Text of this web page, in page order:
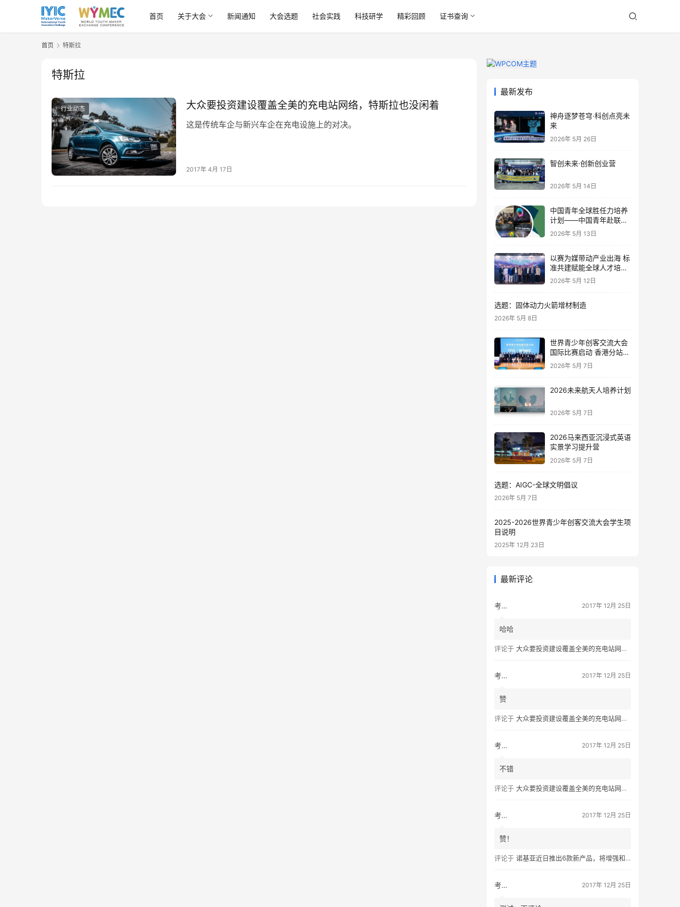
首页 关于大会 新闻通知 大会选题 社会实践 科技研学 精彩回顾 证书查询
首页 特斯拉
特斯拉
行业动态 大众要投资建设覆盖全美的充电站网络，特斯拉也没闲着
这是传统车企与新兴车企在充电设施上的对决。
2017年 4月 17日
最新发布
神舟逐梦苍穹·科创点亮未
来
2026年 5月 26日
智创未来·创新创业营
2026年 5月 14日
中国青年全球胜任力培养
计划——中国青年赴联合
国机构研修营
2026年 5月 13日
以赛为媒带动产业出海 标
准共建赋能全球人才培
养：世界青少年创客交流
2026年 5月 12日
选题：固体动力火箭增材制造
2026年 5月 8日
世界青少年创客交流大会
国际比赛启动 香港分站正
式成立
2026年 5月 7日
2026未来航天人培养计划
2026年 5月 7日
2026马来西亚沉浸式英语
实景学习提升营
2026年 5月 7日
选题：AIGC-全球文明倡议
2026年 5月 7日
2025-2026世界青少年创客交流大会学生项
目说明
2025年 12月 23日
最新评论
考拉的生活 2017年 12月 25日
哈哈
评论于 大众要投资建设覆盖全美的充电站网络，特斯拉也没闲着
考拉的生活 2017年 12月 25日
赞
评论于 大众要投资建设覆盖全美的充电站网络，特斯拉也没闲着
考拉的生活 2017年 12月 25日
不错
评论于 大众要投资建设覆盖全美的充电站网络，特斯拉也没闲着
考拉的生活 2017年 12月 25日
赞！
评论于 诺基亚近日推出6款新产品，将增强和16家公司合作，VR领域发力明显
考拉的生活 2017年 12月 25日